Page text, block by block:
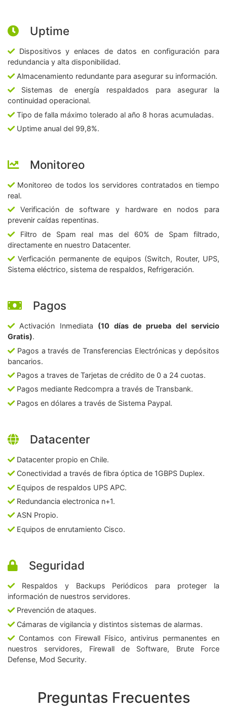
Uptime
Dispositivos y enlaces de datos en configuración para
redundancia y alta disponibilidad.
Almacenamiento redundante para asegurar su información.
Sistemas de energía respaldados para asegurar la
continuidad operacional.
Tipo de falla máximo tolerado al año 8 horas acumuladas.
Uptime anual del 99,8%.
Monitoreo
Monitoreo de todos los servidores contratados en tiempo
real.
Verificación de software y hardware en nodos para
prevenir caídas repentinas.
Filtro de Spam real mas del 60% de Spam filtrado,
directamente en nuestro Datacenter.
Verficación permanente de equipos (Switch, Router, UPS,
Sistema eléctrico, sistema de respaldos, Refrigeración.
Pagos
Activación Inmediata (10 días de prueba del servicio
Gratis).
Pagos a través de Transferencias Electrónicas y depósitos
bancarios.
Pagos a traves de Tarjetas de crédito de 0 a 24 cuotas.
Pagos mediante Redcompra a través de Transbank.
Pagos en dólares a través de Sistema Paypal.
Datacenter
Datacenter propio en Chile.
Conectividad a través de fibra óptica de 1GBPS Duplex.
Equipos de respaldos UPS APC.
Redundancia electronica n+1.
ASN Propio.
Equipos de enrutamiento Cisco.
Seguridad
Respaldos y Backups Periódicos para proteger la
información de nuestros servidores.
Prevención de ataques.
Cámaras de vigilancia y distintos sistemas de alarmas.
Contamos con Firewall Físico, antivirus permanentes en
nuestros servidores, Firewall de Software, Brute Force
Defense, Mod Security.
Preguntas Frecuentes